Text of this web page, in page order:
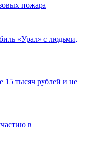
пожара
«Урал» с людьми,
15 тысяч рублей и не
в